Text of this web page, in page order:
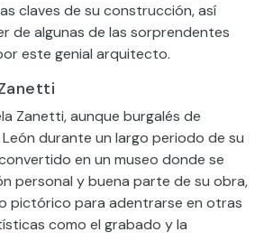
claves de su construcción, así
de algunas de las sorprendentes
este genial arquitecto.
Zanetti, aunque burgalés de
durante un largo periodo de su
en un museo donde se
personal y buena parte de su obra,
pictórico para adentrarse en otras
como el grabado y la